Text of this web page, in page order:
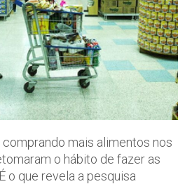
mais alimentos nos
o hábito de fazer as
o que revela a pesquisa